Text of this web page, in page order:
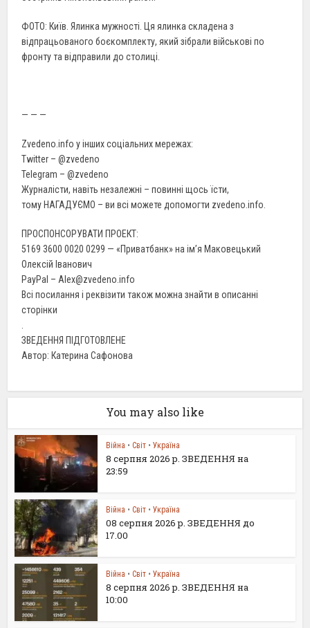
ФОТО: Київ. Ялинка мужності. Ця ялинка складена з
відпрацьованого боєкомплекту, який зібрали військові по
фронту та відправили до столиці.
— — —
Zvedeno.info у інших соціальних мережах:
Twitter – @zvedeno
Telegram – @zvedeno
Журналісти, навіть незалежні – повинні щось їсти,
тому НАГАДУЄМО – ви всі можете допомогти zvedeno.info.
ПРОСПОНСОРУВАТИ ПРОЕКТ:
5169 3600 0020 0299 — «Приватбанк» на ім’я Маковецький
Олексій Іванович
PayPal – Alex@zvedeno.info
Всі посилання і реквізити також можна знайти в описанні
сторінки
.
ЗВЕДЕННЯ ПІДГОТОВЛЕНЕ
Автор: Катерина Сафонова
You may also like
Війна • Світ • Україна
8 серпня 2026 р. ЗВЕДЕННЯ на
23:59
Війна • Світ • Україна
08 серпня 2026 р. ЗВЕДЕННЯ до
17.00
Війна • Світ • Україна
8 серпня 2026 р. ЗВЕДЕННЯ на
10:00